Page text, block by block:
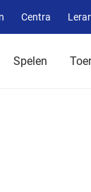
Centra
Spelen